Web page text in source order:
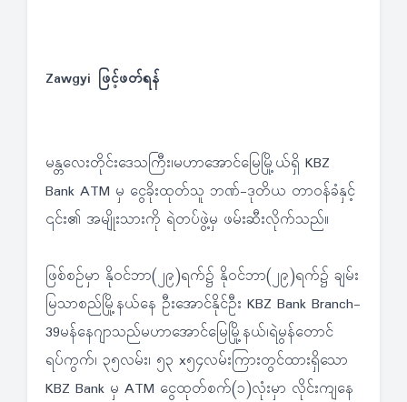
Zawgyi ဖြင့်ဖတ်ရန်
မန္တလေးတိုင်းဒေသကြီး၊မဟာအောင်မြေမြို့ယ်ရှိ KBZ
Bank ATM မှ ငွေခိုးထုတ်သူ ဘဏ်-ဒုတိယ တာဝန်ခံနှင့်
၎င်း၏ အမျိုးသားကို ရဲတပ်ဖွဲ့မှ ဖမ်းဆီးလိုက်သည်။
ဖြစ်စဉ်မှာ နိုဝင်ဘာ(၂၉)ရက်၌ နိုဝင်ဘာ(၂၉)ရက်၌ ချမ်း
မြသာစည်မြို့နယ်နေ ဦးအောင်နိုင်ဦး KBZ Bank Branch-
39မန်နေဂျာသည်မဟာအောင်မြေမြို့နယ်၊ရဲမွန်တောင်
ရပ်ကွက်၊ ၃၅လမ်း၊ ၅၃ x၅၄လမ်းကြားတွင်ထားရှိသော
KBZ Bank မှ ATM ငွေထုတ်စက်(၁)လုံးမှာ လိုင်းကျနေ